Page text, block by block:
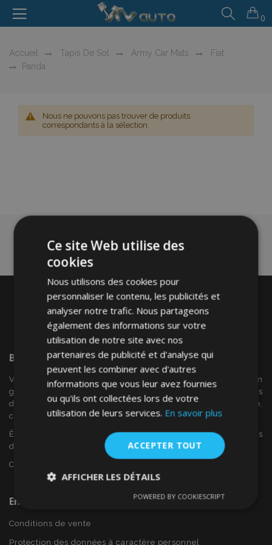
0
Accueil Tapis De Sol Army Car Mats
Fiat
Panda
Nous ne pouvons pas trouver de produits
correspondants à la sélection.
Bienvenue SurVTVAuto
VTV voiture est un détaillant européen et fournisseur en
gros d'accessoires automobiles tels que:. les enjoliveurs, les
déflecteurs de vent, housses de siège, tapis de voiture,
couvertures de chrome et cadres ...
Êtes-vous intéressé par dropshipping ou voulez-vous
devenir notre partenaire?
Contactez-nous dès aujourd'hui!
En Savoir Plus Sur VTVAuto
Conditions de vente
Protection des données à caractère personnel
Ce site Web utilise des
cookies
Nous utilisons des cookies pour
personnaliser le contenu, les publicités et
analyser notre trafic. Nous partageons
également des informations sur votre
utilisation de notre site avec nos
partenaires de publicité et d'analyse qui
peuvent les combiner avec d'autres
informations que vous leur avez fournies
ou qu'ils ont collectées lors de votre
utilisation de leurs services. En savoir plus
ACCEPTER TOUT
AFFICHER LES DÉTAILS
Performance Ciblage
POWERED BY COOKIESCRIPT